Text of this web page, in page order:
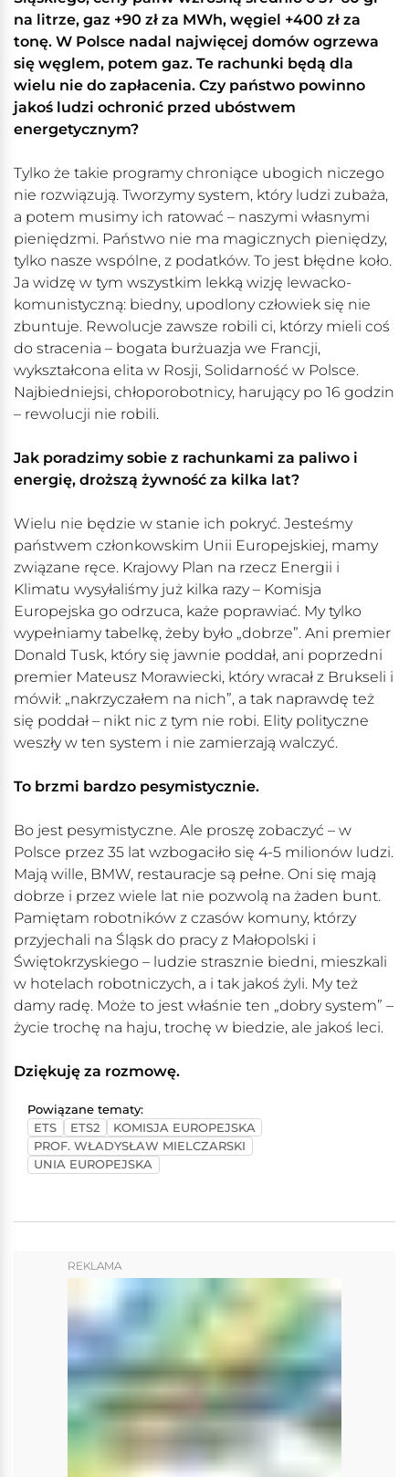
na litrze, gaz +90 zł za MWh, węgiel +400 zł za
tonę. W Polsce nadal najwięcej domów ogrzewa
się węglem, potem gaz. Te rachunki będą dla
wielu nie do zapłacenia. Czy państwo powinno
jakoś ludzi ochronić przed ubóstwem
energetycznym?
Tylko że takie programy chroniące ubogich niczego
nie rozwiązują. Tworzymy system, który ludzi zubaża,
a potem musimy ich ratować – naszymi własnymi
pieniędzmi. Państwo nie ma magicznych pieniędzy,
tylko nasze wspólne, z podatków. To jest błędne koło.
Ja widzę w tym wszystkim lekką wizję lewacko-
komunistyczną: biedny, upodlony człowiek się nie
zbuntuje. Rewolucje zawsze robili ci, którzy mieli coś
do stracenia – bogata burżuazja we Francji,
wykształcona elita w Rosji, Solidarność w Polsce.
Najbiedniejsi, chłoporobotnicy, harujący po 16 godzin
– rewolucji nie robili.
Jak poradzimy sobie z rachunkami za paliwo i
energię, droższą żywność za kilka lat?
Wielu nie będzie w stanie ich pokryć. Jesteśmy
państwem członkowskim Unii Europejskiej, mamy
związane ręce. Krajowy Plan na rzecz Energii i
Klimatu wysyłaliśmy już kilka razy – Komisja
Europejska go odrzuca, każe poprawiać. My tylko
wypełniamy tabelkę, żeby było „dobrze”. Ani premier
Donald Tusk, który się jawnie poddał, ani poprzedni
premier Mateusz Morawiecki, który wracał z Brukseli i
mówił: „nakrzyczałem na nich”, a tak naprawdę też
się poddał – nikt nic z tym nie robi. Elity polityczne
weszły w ten system i nie zamierzają walczyć.
To brzmi bardzo pesymistycznie.
Bo jest pesymistyczne. Ale proszę zobaczyć – w
Polsce przez 35 lat wzbogaciło się 4-5 milionów ludzi.
Mają wille, BMW, restauracje są pełne. Oni się mają
dobrze i przez wiele lat nie pozwolą na żaden bunt.
Pamiętam robotników z czasów komuny, którzy
przyjechali na Śląsk do pracy z Małopolski i
Świętokrzyskiego – ludzie strasznie biedni, mieszkali
w hotelach robotniczych, a i tak jakoś żyli. My też
damy radę. Może to jest właśnie ten „dobry system” –
życie trochę na haju, trochę w biedzie, ale jakoś leci.
Dziękuję za rozmowę.
Powiązane tematy:
ETS
ETS2
KOMISJA EUROPEJSKA
PROF. WŁADYSŁAW MIELCZARSKI
UNIA EUROPEJSKA
REKLAMA